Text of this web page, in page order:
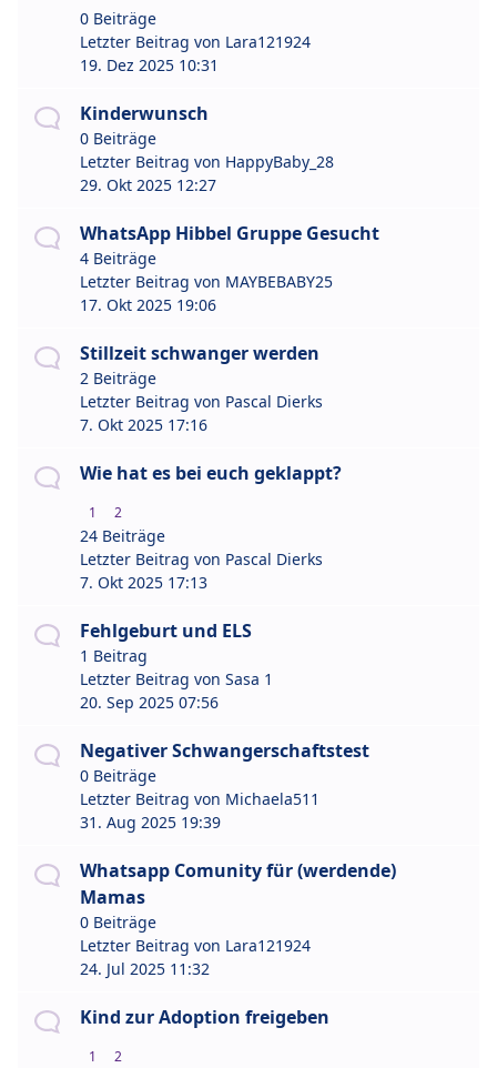
0 Beiträge
Letzter Beitrag von Lara121924
19. Dez 2025 10:31
Kinderwunsch
0 Beiträge
Letzter Beitrag von HappyBaby_28
29. Okt 2025 12:27
WhatsApp Hibbel Gruppe Gesucht
4 Beiträge
Letzter Beitrag von MAYBEBABY25
17. Okt 2025 19:06
Stillzeit schwanger werden
2 Beiträge
Letzter Beitrag von Pascal Dierks
7. Okt 2025 17:16
Wie hat es bei euch geklappt?
1 2
24 Beiträge
Letzter Beitrag von Pascal Dierks
7. Okt 2025 17:13
Fehlgeburt und ELS
1 Beitrag
Letzter Beitrag von Sasa 1
20. Sep 2025 07:56
Negativer Schwangerschaftstest
0 Beiträge
Letzter Beitrag von Michaela511
31. Aug 2025 19:39
Whatsapp Comunity für (werdende)
Mamas
0 Beiträge
Letzter Beitrag von Lara121924
24. Jul 2025 11:32
Kind zur Adoption freigeben
1 2